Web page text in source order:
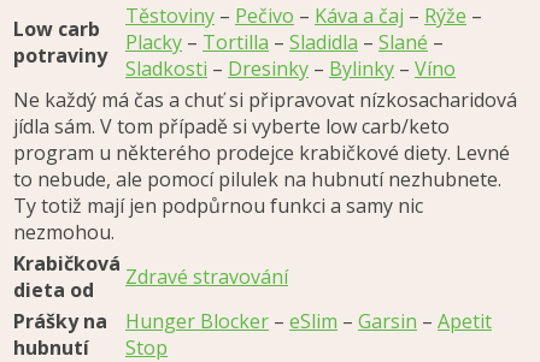
Low carb
potraviny
Těstoviny – Pečivo – Káva a čaj – Rýže –
Placky – Tortilla – Sladidla – Slané –
Sladkosti – Dresinky – Bylinky – Víno
Ne každý má čas a chuť si připravovat nízkosacharidová
jídla sám. V tom případě si vyberte low carb/keto
program u některého prodejce krabičkové diety. Levné
to nebude, ale pomocí pilulek na hubnutí nezhubnete.
Ty totiž mají jen podpůrnou funkci a samy nic
nezmohou.
Krabičková
dieta od
Zdravé stravování
Prášky na
hubnutí
Hunger Blocker – eSlim – Garsin – Apetit
Stop